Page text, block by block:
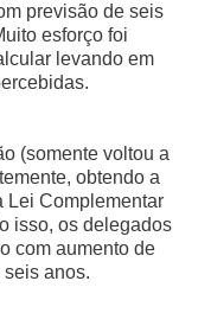
previsão de seis
esforço foi
levando em
(somente voltou a
obtendo a
Lei Complementar
isso, os delegados
com aumento de
seis anos.